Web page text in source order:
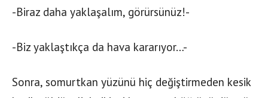
-Biraz daha yaklaşalım, görürsünüz!-
-Biz yaklaştıkça da hava kararıyor…-
Sonra, somurtkan yüzünü hiç değiştirmeden kesik